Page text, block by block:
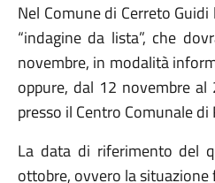
Nel Comune di Cerreto
“indagine da lista”, che
novembre, in modalità
oppure, dal 12 novembre
presso il Centro Comunale di
La data di riferimento del
ottobre, ovvero la